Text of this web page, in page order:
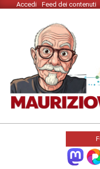
Skip Accedi Feed dei contenuti
WEBLOG